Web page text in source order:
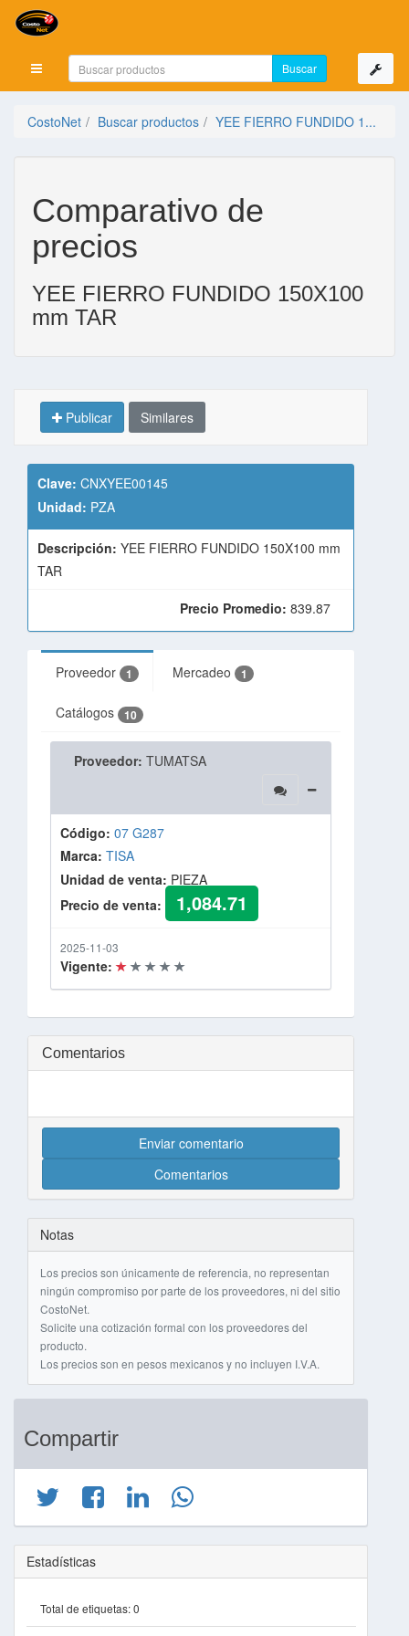
Mostrar menú
CostoNet Buscar productos YEE FIERRO FUNDIDO 1...
Comparativo de
precios
YEE FIERRO FUNDIDO 150X100
mm TAR
Publicar Similares
Clave: CNXYEE00145
Unidad: PZA
Descripción: YEE FIERRO FUNDIDO 150X100 mm
TAR
Precio Promedio: 839.87
Proveedor 1 Mercadeo 1
Catálogos 10
Proveedor: TUMATSA
Código: 07 G287
Marca: TISA
Unidad de venta: PIEZA
Precio de venta:
1,084.71
2025-11-03
Vigente:
Comentarios
Enviar comentario
Comentarios
Notas
Los precios son únicamente de referencia, no representan
ningún compromiso por parte de los proveedores, ni del sitio
CostoNet.
Solicite una cotización formal con los proveedores del
producto.
Los precios son en pesos mexicanos y no incluyen I.V.A.
Compartir
Estadísticas
Total de etiquetas:0